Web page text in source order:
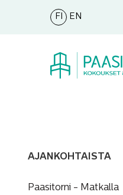
FI EN
AJANKOHTAISTA
Paasitorni - Matkalla